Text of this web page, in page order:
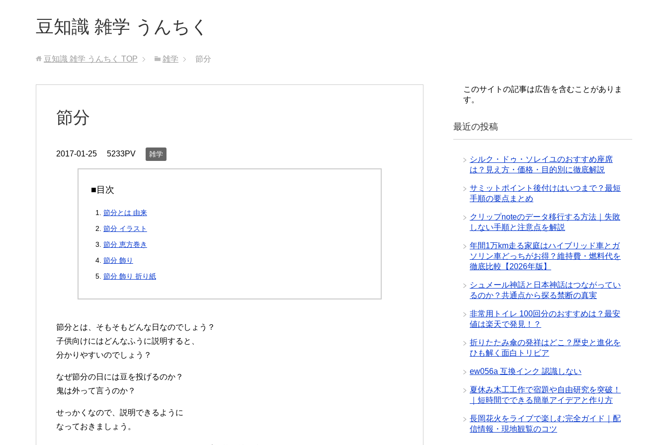
豆知識 雑学 うんちく
豆知識 雑学 うんちく TOP 雑学 節分
節分
2017-01-25 5233PV 雑学
■目次
節分とは 由来
節分 イラスト
節分 恵方巻き
節分 飾り
節分 飾り 折り紙
節分とは、そもそもどんな日なのでしょう？
子供向けにはどんなふうに説明すると、
分かりやすいのでしょう？
なぜ節分の日には豆を投げるのか？
鬼は外って言うのか？
せっかくなので、説明できるように
なっておきましょう。
このサイトの記事は広告を含むことがありま
す。
最近の投稿
シルク・ドゥ・ソレイユのおすすめ座席
は？見え方・価格・目的別に徹底解説
サミットポイント後付けはいつまで？最短
手順の要点まとめ
クリップnoteのデータ移行する方法｜失敗
しない手順と注意点を解説
年間1万km走る家庭はハイブリッド車とガ
ソリン車どっちがお得？維持費・燃料代を
徹底比較【2026年版】
シュメール神話と日本神話はつながってい
るのか？共通点から探る禁断の真実
非常用トイレ 100回分のおすすめは？最安
値は楽天で発見！？
折りたたみ傘の発祥はどこ？歴史と進化を
ひも解く面白トリビア
ew056a 互換インク 認識しない
夏休み木工工作で宿題や自由研究を突破！
｜短時間でできる簡単アイデアと作り方
長岡花火をライブで楽しむ完全ガイド｜配
信情報・現地観覧のコツ